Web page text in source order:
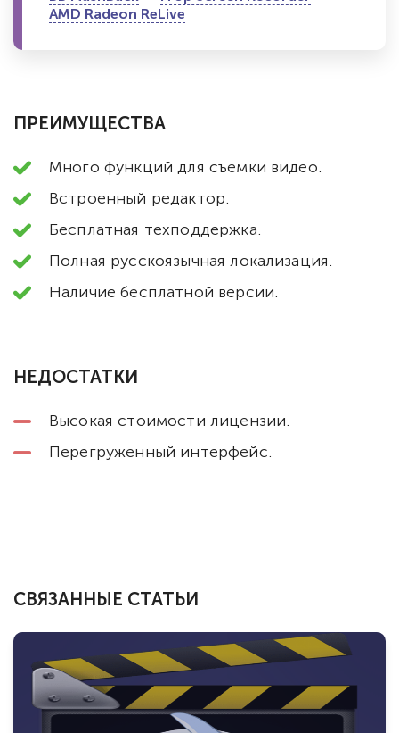
AMD Radeon ReLive
ПРЕИМУЩЕСТВА
Много функций для съемки видео.
Встроенный редактор.
Бесплатная техподдержка.
Полная русскоязычная локализация.
Наличие бесплатной версии.
НЕДОСТАТКИ
Высокая стоимости лицензии.
Перегруженный интерфейс.
СВЯЗАННЫЕ СТАТЬИ